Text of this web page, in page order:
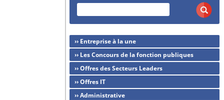
›› Entreprise à la une
›› Les Concours de la fonction publiques
›› Offres des Secteurs Leaders
›› Offres IT
›› Administrative